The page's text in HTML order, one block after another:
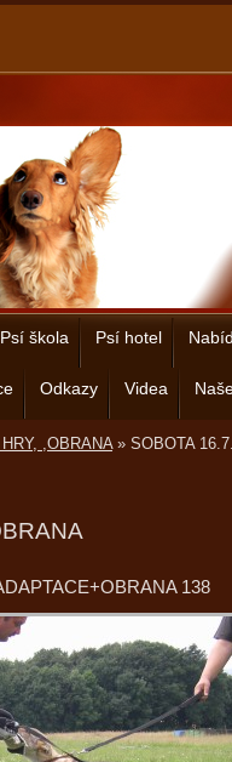
Psí škola Psí hotel
Odkazy Videa
,OBRANA» SOBOTA
138